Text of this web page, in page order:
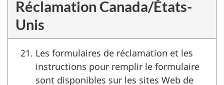
Réclamation Canada/États-
Unis
Les formulaires de réclamation et les
instructions pour remplir le formulaire
sont disponibles sur les sites Web de